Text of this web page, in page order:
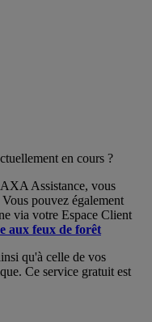
en cours ?
Assistance, vous
Vous pouvez également
via votre Espace Client
aux feux de forêt
qu'à celle de vos
Ce service gratuit est